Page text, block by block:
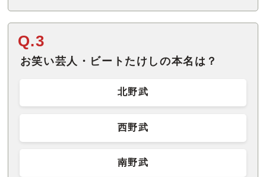
Q.3
お笑い芸人・ビートたけしの本名は？
北野武
西野武
南野武